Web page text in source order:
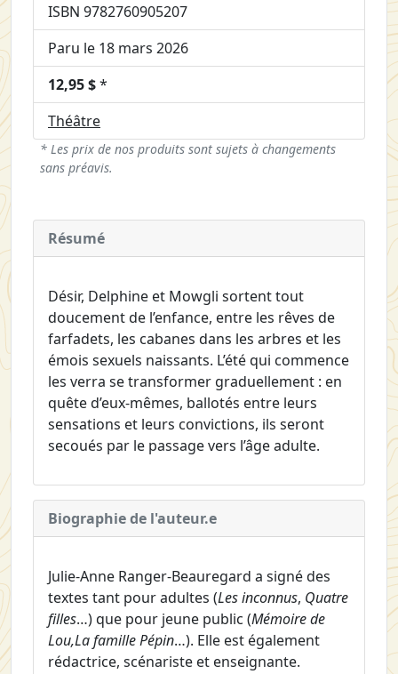
ISBN 9782760905207
Paru le 18 mars 2026
12,95 $*
Théâtre
* Les prix de nos produits sont sujets à changements
sans préavis.
Résumé
Désir, Delphine et Mowgli sortent tout
doucement de l’enfance, entre les rêves de
farfadets, les cabanes dans les arbres et les
émois sexuels naissants. L’été qui commence
les verra se transformer graduellement : en
quête d’eux-mêmes, ballotés entre leurs
sensations et leurs convictions, ils seront
secoués par le passage vers l’âge adulte.
Biographie de l'auteur.e
Julie-Anne Ranger-Beauregard a signé des
textes tant pour adultes (Les inconnus, Quatre
filles…) que pour jeune public (Mémoire de
Lou,La famille Pépin…). Elle est également
rédactrice, scénariste et enseignante.